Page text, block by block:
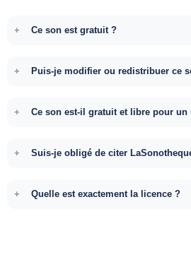
Ce son est gratuit ?
Puis-je modifier ou redistribuer ce
Ce son est-il gratuit et libre pour un
Suis-je obligé de citer
Quelle est exactement la licence ?